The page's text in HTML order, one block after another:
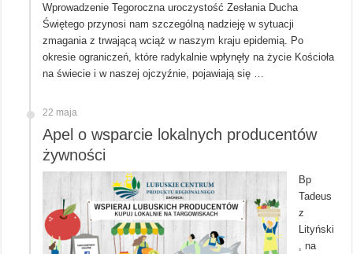
Wprowadzenie Tegoroczna uroczystość Zesłania Ducha
Świętego przynosi nam szczególną nadzieję w sytuacji
zmagania z trwającą wciąż w naszym kraju epidemią. Po
okresie ograniczeń, które radykalnie wpłynęły na życie Kościoła
na świecie i w naszej ojczyźnie, pojawiają się …
22 maja
Apel o wsparcie lokalnych producentów
żywności
Bp
Tadeus
z
Lityński
, na